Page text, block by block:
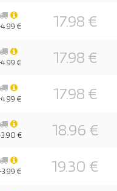
17.98 €
€
17.98 €
€
17.98 €
€
18.96 €
€
19.30 €
€